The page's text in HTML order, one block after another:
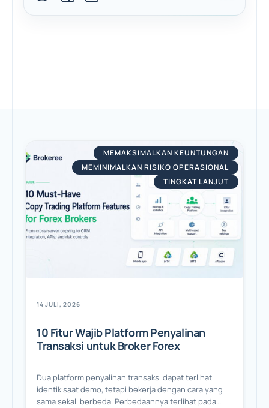
MEMAKSIMALKAN KEUNTUNGAN
MEMINIMALKAN RISIKO OPERASIONAL
TINGKAT LANJUT
14 JULI, 2026
10 Fitur Wajib Platform Penyalinan
Transaksi untuk Broker Forex
Dua platform penyalinan transaksi dapat terlihat
identik saat demo, tetapi bekerja dengan cara yang
sama sekali berbeda. Perbedaannya terlihat pada